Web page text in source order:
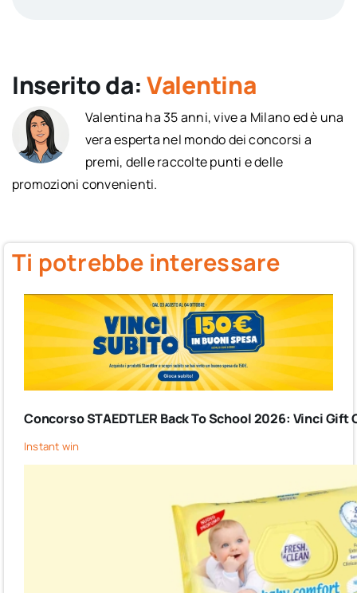
Inserito da:Valentina
Valentina ha 35 anni, vive a Milano ed è una
vera esperta nel mondo dei concorsi a
premi, delle raccolte punti e delle
promozioni convenienti.
Ti potrebbe interessare
Concorso STAEDTLER Back To School 2026: Vinci Gift
Instant win